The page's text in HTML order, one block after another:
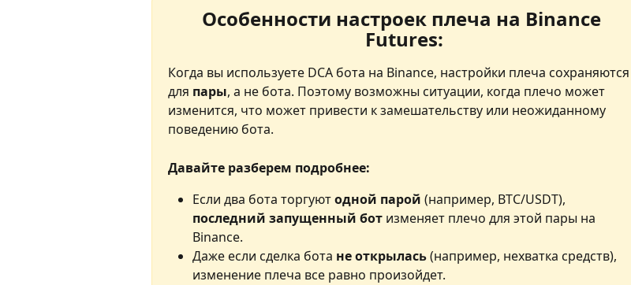
Особенности настроек плеча на Binance
Futures:
Когда вы используете DCA бота на Binance, настройки плеча сохраняются
для пары, а не бота. Поэтому возможны ситуации, когда плечо может
изменится, что может привести к замешательству или неожиданному
поведению бота.
Давайте разберем подробнее:
Если два бота торгуют одной парой (например, BTC/USDT),
последний запущенный бот изменяет плечо для этой пары на
Binance.
Даже если сделка бота не открылась (например, нехватка средств),
изменение плеча все равно произойдет.